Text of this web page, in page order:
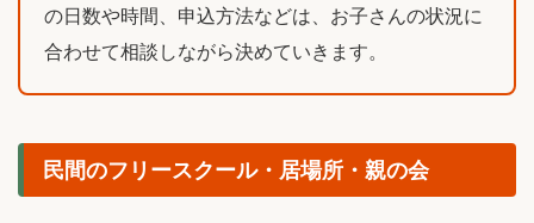
の日数や時間、申込方法などは、お子さんの状況に
合わせて相談しながら決めていきます。
民間のフリースクール・居場所・親の会